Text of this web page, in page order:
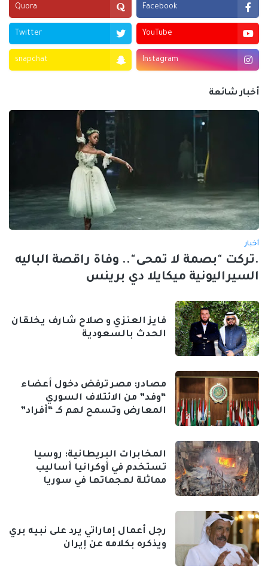
Facebook
Quora
YouTube
Twitter
Instagram
snapchat
أخبار شائعة
أخبار
.تركت "بصمة لا تمحى".. وفاة راقصة الباليه
السيراليونية ميكايلا دي برينس
فايز العنزي و صلاح شارف يخلقان
الحدث بالسعودية
مصادر: مصر ترفض دخول أعضاء
“وفد” من الائتلاف السوري
المعارض وتسمح لهم كـ “أفراد”
المخابرات البريطانية: روسيا
تستخدم في أوكرانيا أساليب
مماثلة لهجماتها في سوريا
رجل أعمال إماراتي يرد على نبيه بري
ويذكره بكلامه عن إيران